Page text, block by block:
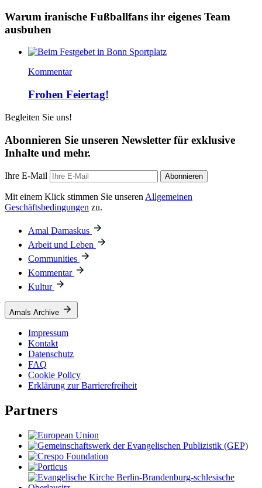
Warum iranische Fußballfans ihr eigenes Team
ausbuhen
Kommentar
Frohen Feiertag!
Begleiten Sie uns!
Abonnieren Sie unseren Newsletter für exklusive
Inhalte und mehr.
Ihre E-Mail Abonnieren
Mit einem Klick stimmen Sie unseren Allgemeinen
Geschäftsbedingungen zu.
Amal Damaskus
Arbeit und Leben
Communities
Kommentar
Kultur
Amals Archive
Impressum
Kontakt
Datenschutz
FAQ
Cookie Policy
Erklärung zur Barrierefreiheit
Partners